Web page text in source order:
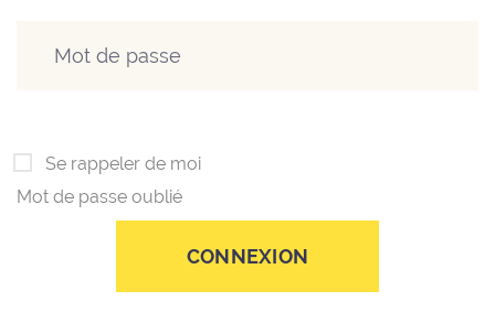
Se rappeler de moi
Mot de passe oublié